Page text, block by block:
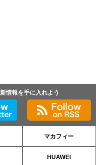
情報を手に入れよう
マカフィー
HUAWEI